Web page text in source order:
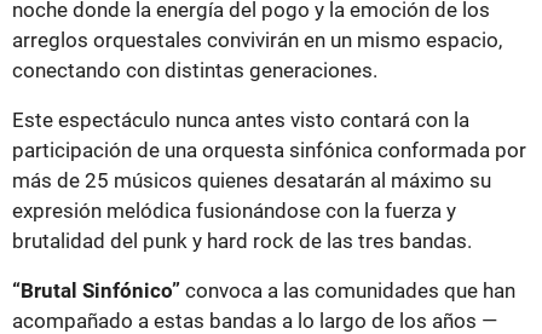
noche donde la energía del pogo y la emoción de los
arreglos orquestales convivirán en un mismo espacio,
conectando con distintas generaciones.
Este espectáculo nunca antes visto contará con la
participación de una orquesta sinfónica conformada por
más de 25 músicos quienes desatarán al máximo su
expresión melódica fusionándose con la fuerza y
brutalidad del punk y hard rock de las tres bandas.
“Brutal Sinfónico” convoca a las comunidades que han
acompañado a estas bandas a lo largo de los años —